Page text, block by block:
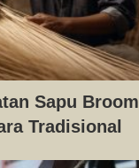
Sapu
Tradisional